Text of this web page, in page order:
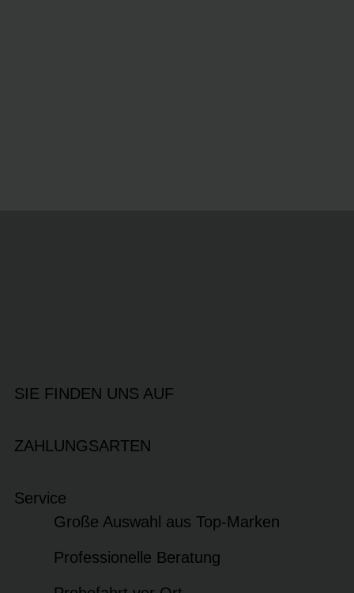
SIE FINDEN UNS AUF
ZAHLUNGSARTEN
Service
Große Auswahl aus Top-Marken
Professionelle Beratung